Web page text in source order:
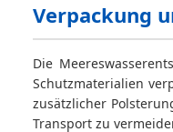
Verpackung
Die
Schutzmaterialien
zusätzlicher
Transport zu